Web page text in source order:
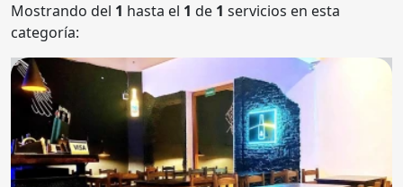
Mostrando del 1 hasta el 1 de 1 servicios en esta
categoría: